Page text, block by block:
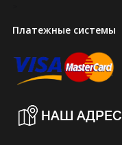
Платежные системы
НАШ АДРЕС